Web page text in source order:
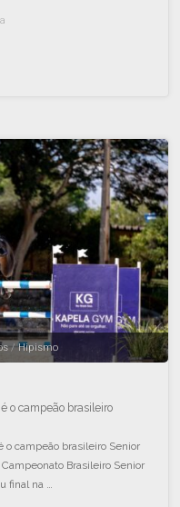
/ Hipismo
o campeão brasileiro
o campeão brasileiro Senior
Brasileiro Senior
final na …